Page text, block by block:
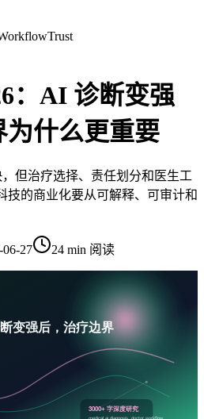
Trust
：AI 诊断变强
什么更重要
但治疗选择、责任划分和医生工
技的商业化要从可解释、可审计和
06-27 24 min 阅读